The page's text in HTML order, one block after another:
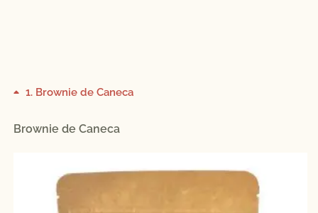
1 Brownie de Caneca
Brownie de Caneca